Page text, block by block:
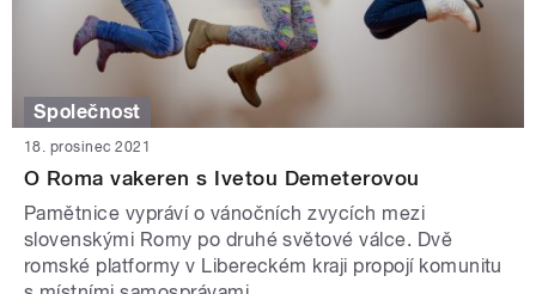
Společnost
18. prosinec 2021
O Roma vakeren s Ivetou Demeterovou
Pamětnice vypráví o vánočních zvycích mezi
slovenskými Romy po druhé světové válce. Dvě
romské platformy v Libereckém kraji propojí komunitu